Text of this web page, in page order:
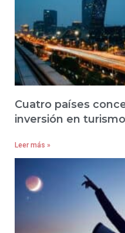
Cuatro países
inversión en
Leer más »